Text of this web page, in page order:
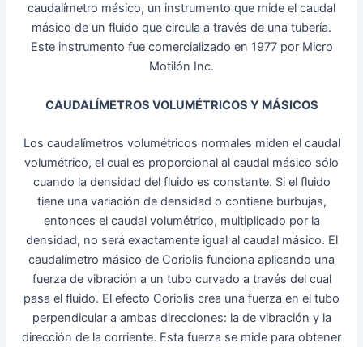
caudalímetro másico, un instrumento que mide el caudal
másico de un fluido que circula a través de una tubería.
Este instrumento fue comercializado en 1977 por Micro
Motilón Inc.
CAUDALÍMETROS VOLUMÉTRICOS Y MÁSICOS
Los caudalímetros volumétricos normales miden el caudal
volumétrico, el cual es proporcional al caudal másico sólo
cuando la densidad del fluido es constante. Si el fluido
tiene una variación de densidad o contiene burbujas,
entonces el caudal volumétrico, multiplicado por la
densidad, no será exactamente igual al caudal másico. El
caudalímetro másico de Coriolis funciona aplicando una
fuerza de vibración a un tubo curvado a través del cual
pasa el fluido. El efecto Coriolis crea una fuerza en el tubo
perpendicular a ambas direcciones: la de vibración y la
dirección de la corriente. Esta fuerza se mide para obtener